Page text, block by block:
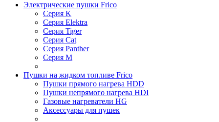
Электрические пушки Frico
Серия K
Серия Elektra
Серия Tiger
Серия Cat
Серия Panther
Серия M
Пушки на жидком топливе Frico
Пушки прямого нагрева HDD
Пушки непрямого нагрева HDI
Газовые нагреватели HG
Аксессуары для пушек